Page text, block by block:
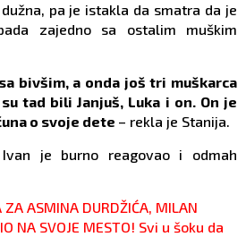
pa je istakla da smatra da je
zajedno sa ostalim muškim
bivšim, a onda još tri muškarca
tad bili Janjuš, Luka i on. On je
o svoje dete – rekla je Stanija.
je burno reagovao i odmah
ZA ASMINA DURDŽIĆA, MILAN
NA SVOJE MESTO! Svi u šoku da